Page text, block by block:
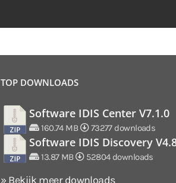
TOP DOWNLOADS
Software IDIS Center V7.1.0
160.74 MB 73277 downloads
Software IDIS Discovery
13.87 MB 52804 downloads
» Bekijk meer downloads